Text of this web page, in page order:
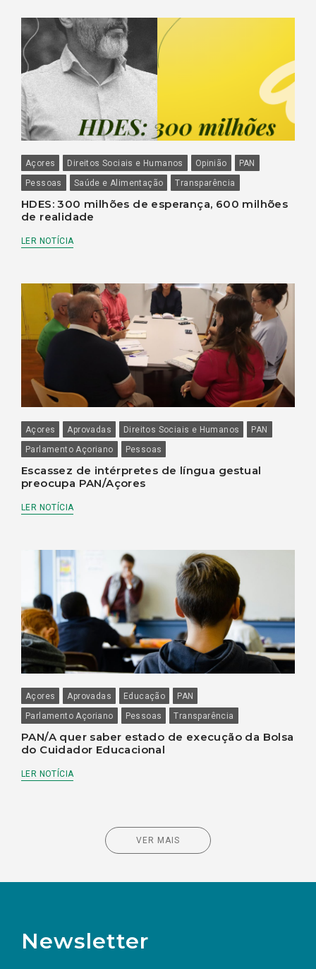
Açores Direitos Sociais e Humanos Opinião
PAN
Pessoas
Saúde e Alimentação Transparência
HDES: 300 milhões de esperança, 600 milhões
de realidade
LER NOTÍCIA
Açores Aprovadas Direitos Sociais e Humanos
PAN
Parlamento Açoriano
Pessoas
Escassez de intérpretes de língua gestual
preocupa PAN/Açores
LER NOTÍCIA
Açores Aprovadas Educação
PAN
Parlamento Açoriano
Pessoas Transparência
PAN/A quer saber estado de execução da Bolsa
do Cuidador Educacional
LER NOTÍCIA
VER MAIS
Newsletter